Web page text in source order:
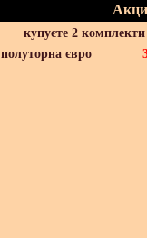
купуєте 2
полуторна євро